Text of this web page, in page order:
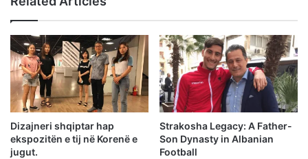
Dizajneri shqiptar hap
ekspozitën e tij në Korenë e
jugut.
Strakosha Legacy: A Father-
Son Dynasty in Albanian
Football